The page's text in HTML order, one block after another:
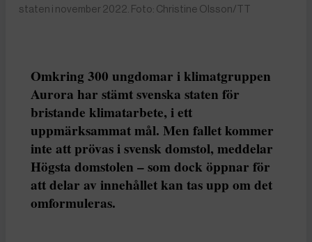
staten i november 2022. Foto: Christine Olsson/TT
Omkring 300 ungdomar i klimatgruppen
Aurora har stämt svenska staten för
bristande klimatarbete, i ett
uppmärksammat mål. Men fallet kommer
inte att prövas i svensk domstol, meddelar
Högsta domstolen – som dock öppnar för
att delar av innehållet kan tas upp om det
omformuleras.